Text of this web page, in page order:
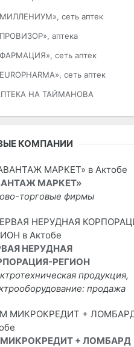
сеть аптек
аптека
сеть аптек
сеть аптек
НА ТАЙМАНОВА
КОМПАНИИ
МАРКЕТ»
торговые фирмы
НЕРУДНАЯ
РЕГИОН
продукция,
продажа
МИКРОКРЕДИТ + ЛОМБАРД